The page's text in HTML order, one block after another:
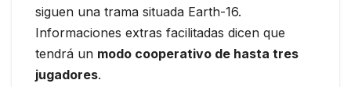
siguen una trama situada Earth-16.
Informaciones extras facilitadas dicen que
tendrá un modo cooperativo de hasta tres
jugadores.